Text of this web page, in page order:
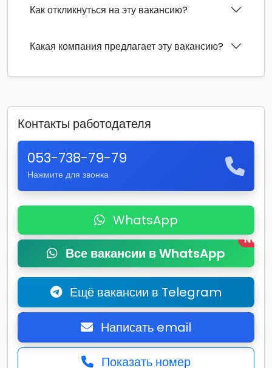
Как откликнуться на эту вакансию?
Какая компания предлагает эту вакансию?
Контакты работодателя
053-738-79-79
Нажмите для звонка
WhatsApp
Все вакансии в WhatsApp
New
Ещё вакансии в Telegram
Написать email
Показать номер